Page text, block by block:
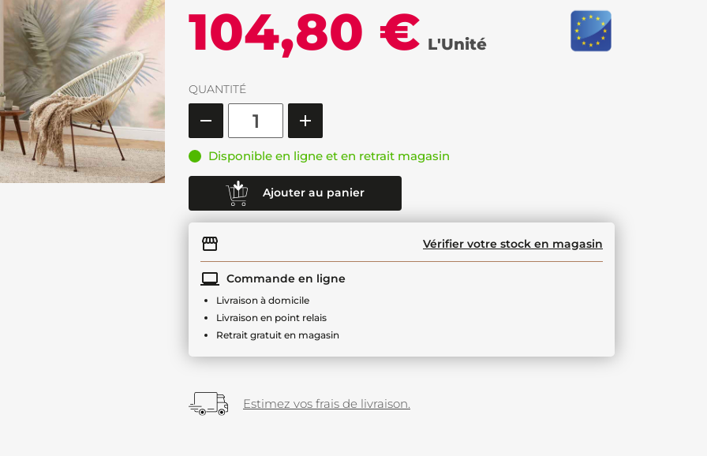
104,80 € L'Unité
QUANTITÉ
Disponible en ligne et en retrait magasin
Ajouter au panier
Vérifier votre stock en magasin
Commande en ligne
Livraison à domicile
Livraison en point relais
Retrait gratuit en magasin
Estimez vos frais de livraison.